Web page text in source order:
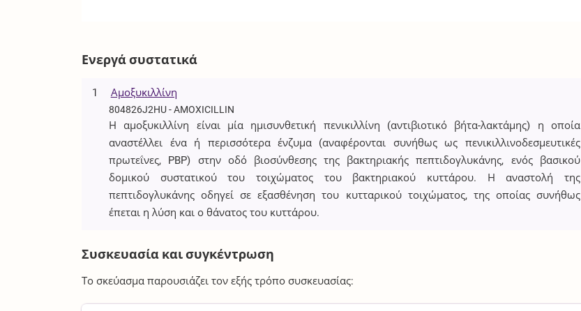
Ενεργά συστατικά
1 Αμοξυκιλλίνη
804826J2HU - AMOXICILLIN
Η αμοξυκιλλίνη είναι μία ημισυνθετική πενικιλλίνη (αντιβιοτικό βήτα-λακτάμης) η οποία
αναστέλλει ένα ή περισσότερα ένζυμα (αναφέρονται συνήθως ως πενικιλλινοδεσμευτικές
πρωτεΐνες, PBP) στην οδό βιοσύνθεσης της βακτηριακής πεπτιδογλυκάνης, ενός βασικού
δομικού συστατικού του τοιχώματος του βακτηριακού κυττάρου. Η αναστολή της
πεπτιδογλυκάνης οδηγεί σε εξασθένηση του κυτταρικού τοιχώματος, της οποίας συνήθως
έπεται η λύση και ο θάνατος του κυττάρου.
Συσκευασία και συγκέντρωση
Το σκεύασμα παρουσιάζει τον εξής τρόπο συσκευασίας: